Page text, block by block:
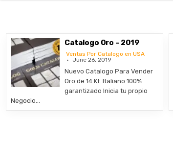
Catalogo Oro – 2019
Ventas Por Catalogo en USA
June 26, 2019
Nuevo Catalogo Para Vender
Oro de 14 Kt. Italiano 100%
garantizado Inicia tu propio
Negocio…